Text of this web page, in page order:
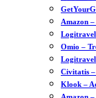
Amazon
Logitravel
Omio –
Logitravel
Civitatis –
Klook –